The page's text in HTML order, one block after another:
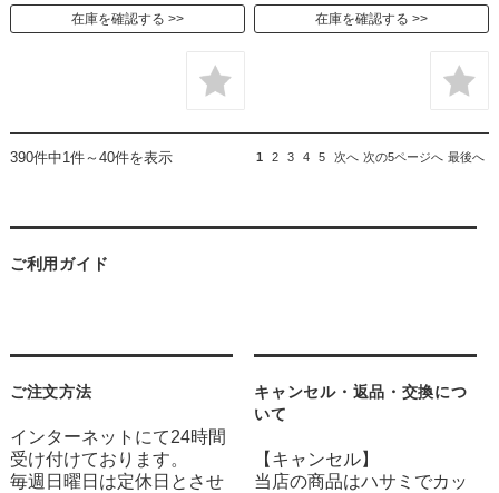
在庫を確認する 在庫を確認する
390件中1件～40件を表示 1 2 3 4 5 次へ 次の5ページへ 最後へ
ご利用ガイド
ご注文方法
インターネットにて24時間
受け付けております。
毎週日曜日は定休日とさせ
キャンセル・返品・交換につ
いて
【キャンセル】
当店の商品はハサミでカッ